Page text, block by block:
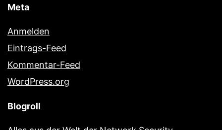
Meta
Anmelden
Eintrags-Feed
Kommentar-Feed
WordPress.org
Blogroll